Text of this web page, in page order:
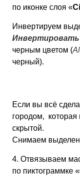
по иконке слоя «
Инвертируем
Инвертировать
черным цветом (
черный).
Если вы всё
городом, которая
скрытой.
Снимаем
4. Отвязываем
по пиктограммке